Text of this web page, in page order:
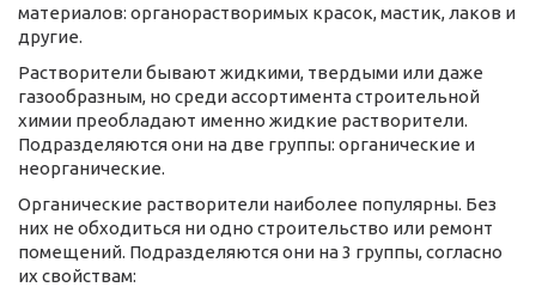
материалов: органорастворимых красок, мастик, лаков и
другие.
Растворители бывают жидкими, твердыми или даже
газообразным, но среди ассортимента строительной
химии преобладают именно жидкие растворители.
Подразделяются они на две группы: органические и
неорганические.
Органические растворители наиболее популярны. Без
них не обходиться ни одно строительство или ремонт
помещений. Подразделяются они на 3 группы, согласно
их свойствам: